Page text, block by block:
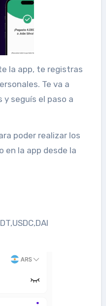
la app, te registras
Te va a
y seguís el paso a
poder realizar los
en la app desde la